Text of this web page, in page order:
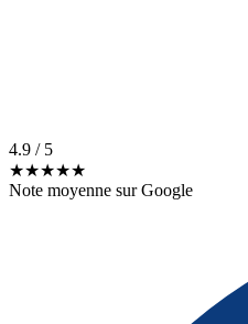
4.9 / 5
★★★★★
Note moyenne sur Google